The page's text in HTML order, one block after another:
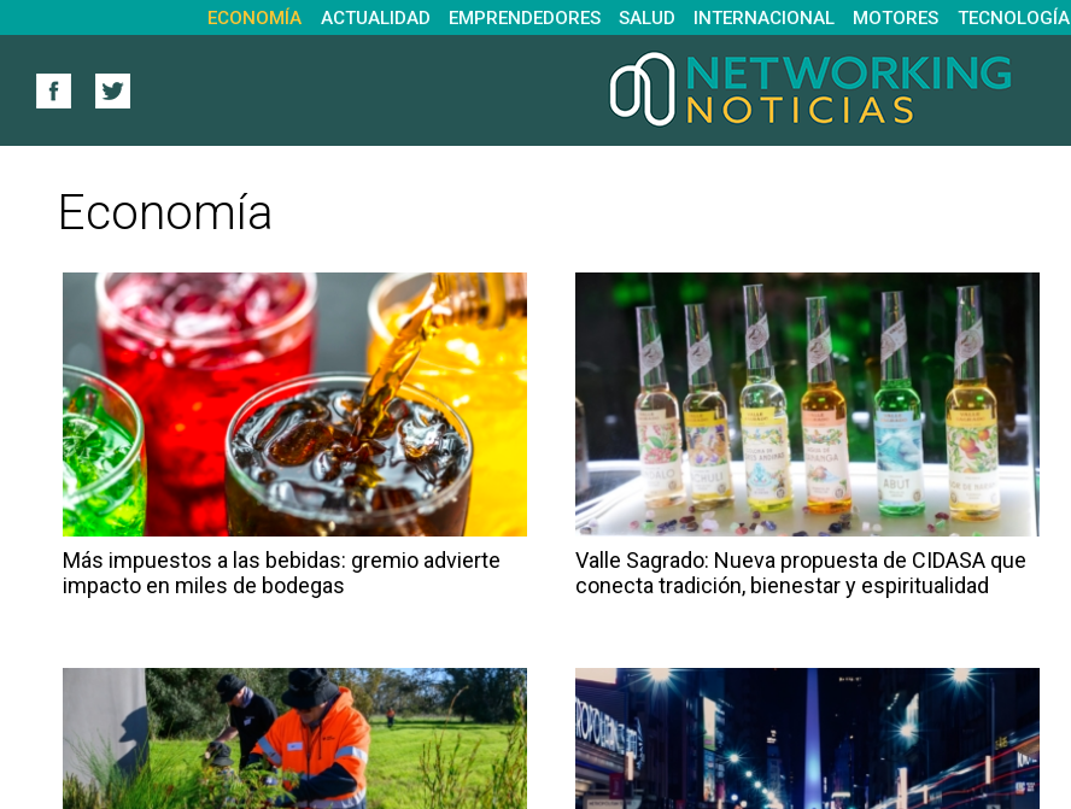
ECONOMÍA ACTUALIDAD EMPRENDEDORES SALUD INTERNACIONAL MOTORES TECNOLOGÍA
Economía
Más impuestos a las bebidas: gremio advierte
impacto en miles de bodegas
Valle Sagrado: Nueva propuesta de CIDASA que
conecta tradición, bienestar y espiritualidad